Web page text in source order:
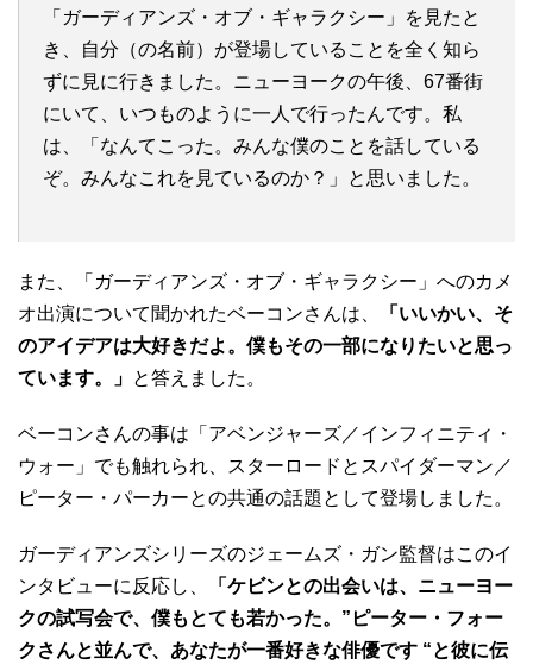
「ガーディアンズ・オブ・ギャラクシー」を見たと
き、自分（の名前）が登場していることを全く知ら
ずに見に行きました。ニューヨークの午後、67番街
にいて、いつものように一人で行ったんです。私
は、「なんてこった。みんな僕のことを話している
ぞ。みんなこれを見ているのか？」と思いました。
また、「ガーディアンズ・オブ・ギャラクシー」へのカメ
オ出演について聞かれたベーコンさんは、
「いいかい、そ
のアイデアは大好きだよ。僕もその一部になりたいと思っ
ています。」
と答えました。
ベーコンさんの事は「アベンジャーズ／インフィニティ・
ウォー」でも触れられ、スターロードとスパイダーマン／
ピーター・パーカーとの共通の話題として登場しました。
ガーディアンズシリーズのジェームズ・ガン監督はこのイ
ンタビューに反応し、
「ケビンとの出会いは、ニューヨー
クの試写会で、僕もとても若かった。”ピーター・フォー
クさんと並んで、あなたが一番好きな俳優です “と彼に伝